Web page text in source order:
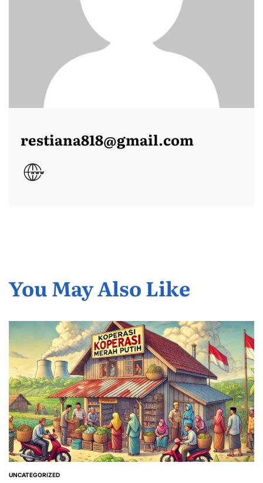
restiana818@gmail.com
You May Also Like
POSTED
UNCATEGORIZED